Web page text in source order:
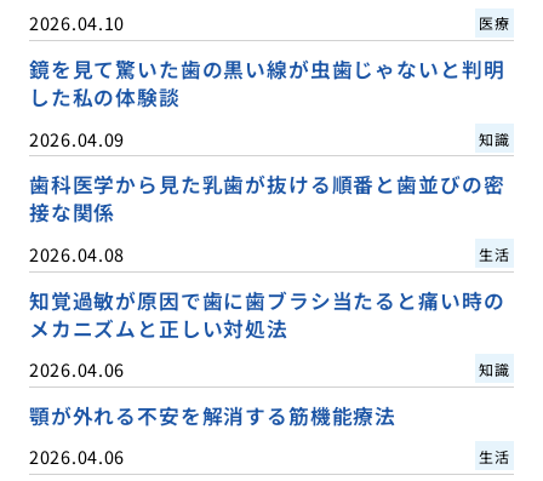
2026.04.10 医療
鏡を見て驚いた歯の黒い線が虫歯じゃないと判明
した私の体験談
2026.04.09 知識
歯科医学から見た乳歯が抜ける順番と歯並びの密
接な関係
2026.04.08 生活
知覚過敏が原因で歯に歯ブラシ当たると痛い時の
メカニズムと正しい対処法
2026.04.06 知識
顎が外れる不安を解消する筋機能療法
2026.04.06 生活